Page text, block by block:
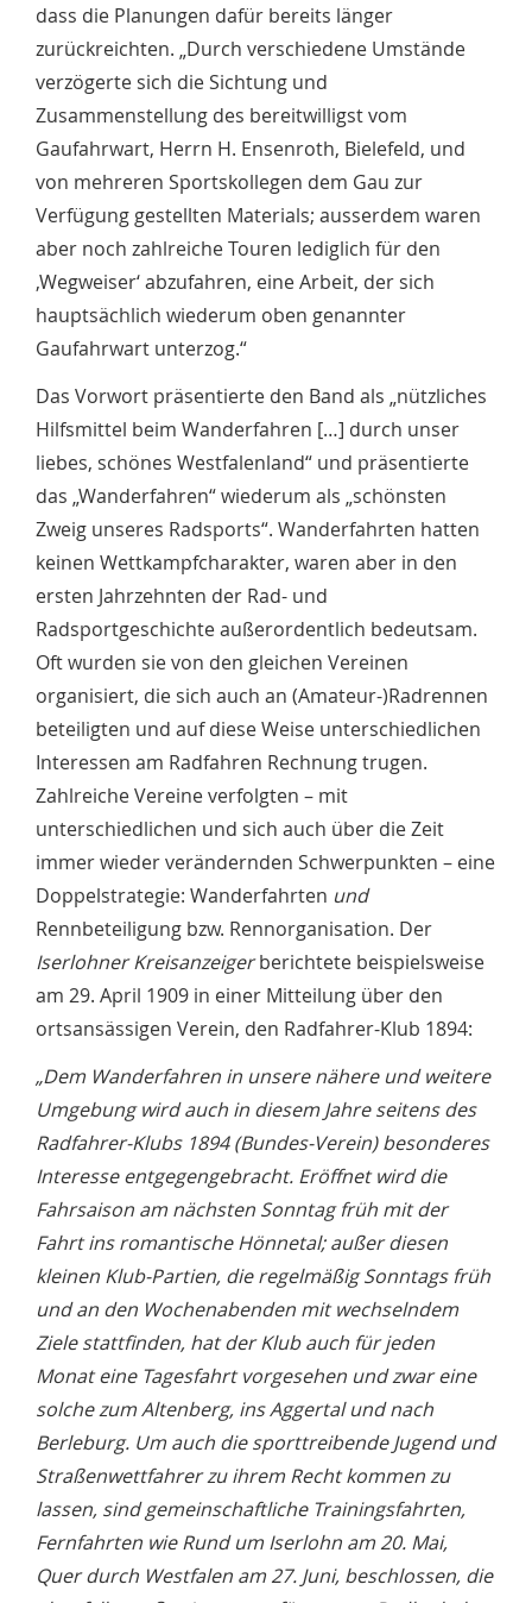
dass die Planungen dafür bereits länger
zurückreichten. „Durch verschiedene Umstände
verzögerte sich die Sichtung und
Zusammenstellung des bereitwilligst vom
Gaufahrwart, Herrn H. Ensenroth, Bielefeld, und
von mehreren Sportskollegen dem Gau zur
Verfügung gestellten Materials; ausserdem waren
aber noch zahlreiche Touren lediglich für den
‚Wegweiser‘ abzufahren, eine Arbeit, der sich
hauptsächlich wiederum oben genannter
Gaufahrwart unterzog.“
Das Vorwort präsentierte den Band als „nützliches
Hilfsmittel beim Wanderfahren […] durch unser
liebes, schönes Westfalenland“ und präsentierte
das „Wanderfahren“ wiederum als „schönsten
Zweig unseres Radsports“. Wanderfahrten hatten
keinen Wettkampfcharakter, waren aber in den
ersten Jahrzehnten der Rad- und
Radsportgeschichte außerordentlich bedeutsam.
Oft wurden sie von den gleichen Vereinen
organisiert, die sich auch an (Amateur-)Radrennen
beteiligten und auf diese Weise unterschiedlichen
Interessen am Radfahren Rechnung trugen.
Zahlreiche Vereine verfolgten – mit
unterschiedlichen und sich auch über die Zeit
immer wieder verändernden Schwerpunkten – eine
Doppelstrategie: Wanderfahrten und
Rennbeteiligung bzw. Rennorganisation. Der
Iserlohner Kreisanzeigerberichtete beispielsweise
am 29. April 1909 in einer Mitteilung über den
ortsansässigen Verein, den Radfahrer-Klub 1894:
„Dem Wanderfahren in unsere nähere und weitere
Umgebung wird auch in diesem Jahre seitens des
Radfahrer-Klubs 1894 (Bundes-Verein) besonderes
Interesse entgegengebracht. Eröffnet wird die
Fahrsaison am nächsten Sonntag früh mit der
Fahrt ins romantische Hönnetal; außer diesen
kleinen Klub-Partien, die regelmäßig Sonntags früh
und an den Wochenabenden mit wechselndem
Ziele stattfinden, hat der Klub auch für jeden
Monat eine Tagesfahrt vorgesehen und zwar eine
solche zum Altenberg, ins Aggertal und nach
Berleburg. Um auch die sporttreibende Jugend und
Straßenwettfahrer zu ihrem Recht kommen zu
lassen, sind gemeinschaftliche Trainingsfahrten,
Fernfahrten wie Rund um Iserlohn am 20. Mai,
Quer durch Westfalen am 27. Juni, beschlossen, die